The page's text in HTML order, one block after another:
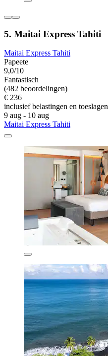
5. Maitai Express Tahiti
Maitai Express Tahiti
Papeete
9,0/10
Fantastisch
(482 beoordelingen)
€ 236
inclusief belastingen en toeslagen
9 aug - 10 aug
Maitai Express Tahiti